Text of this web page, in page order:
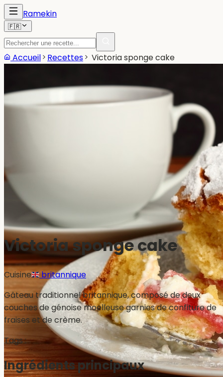
Ramekin
🇫🇷
Accueil Recettes Victoria sponge cake
Victoria sponge cake
Cuisine
britannique
Gâteau traditionnel britannique, composé de deux
couches de génoise moelleuse garnies de confiture de
fraises et de crème.
Tags :
Ingrédients principaux